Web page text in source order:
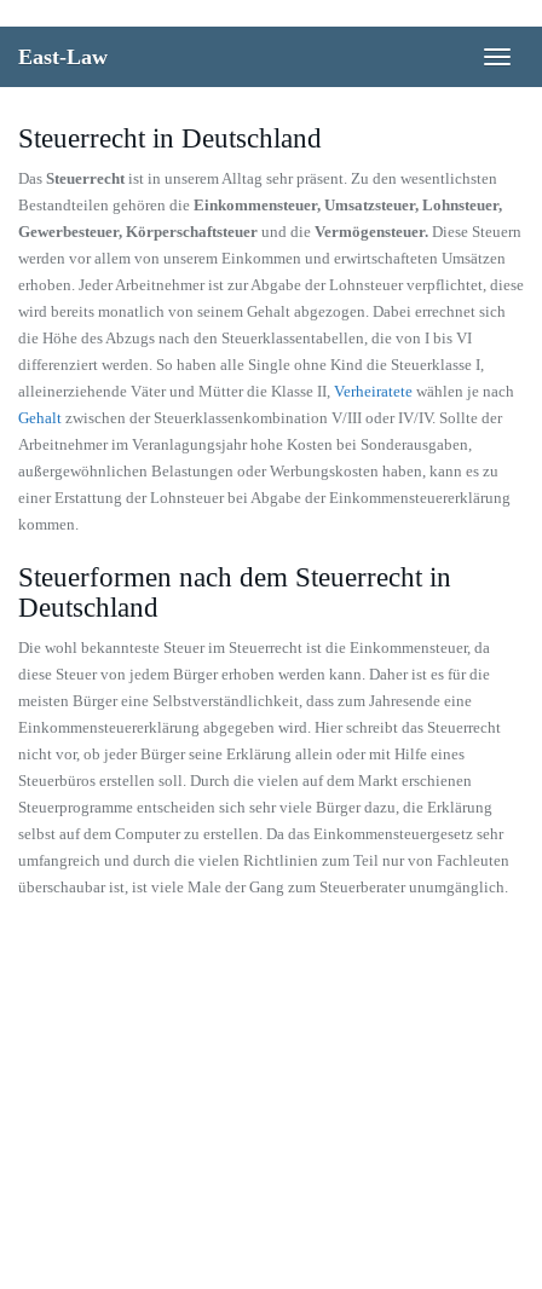
main
content
Toggle
East-Law
Steuerrecht in Deutschland
Das Steuerrecht ist in unserem Alltag sehr präsent. Zu den wesentlichsten
Bestandteilen gehören die Einkommensteuer, Umsatzsteuer, Lohnsteuer,
Gewerbesteuer, Körperschaftsteuer und die Vermögensteuer. Diese Steuern
werden vor allem von unserem Einkommen und erwirtschafteten Umsätzen
erhoben. Jeder Arbeitnehmer ist zur Abgabe der Lohnsteuer verpflichtet, diese
wird bereits monatlich von seinem Gehalt abgezogen. Dabei errechnet sich
die Höhe des Abzugs nach den Steuerklassentabellen, die von I bis VI
differenziert werden. So haben alle Single ohne Kind die Steuerklasse I,
alleinerziehende Väter und Mütter die Klasse II, Verheiratete wählen je nach
Gehalt zwischen der Steuerklassenkombination V/III oder IV/IV. Sollte der
Arbeitnehmer im Veranlagungsjahr hohe Kosten bei Sonderausgaben,
außergewöhnlichen Belastungen oder Werbungskosten haben, kann es zu
einer Erstattung der Lohnsteuer bei Abgabe der Einkommensteuererklärung
kommen.
Steuerformen nach dem Steuerrecht in
Deutschland
Die wohl bekannteste Steuer im Steuerrecht ist die Einkommensteuer, da
diese Steuer von jedem Bürger erhoben werden kann. Daher ist es für die
meisten Bürger eine Selbstverständlichkeit, dass zum Jahresende eine
Einkommensteuererklärung abgegeben wird. Hier schreibt das Steuerrecht
nicht vor, ob jeder Bürger seine Erklärung allein oder mit Hilfe eines
Steuerbüros erstellen soll. Durch die vielen auf dem Markt erschienen
Steuerprogramme entscheiden sich sehr viele Bürger dazu, die Erklärung
selbst auf dem Computer zu erstellen. Da das Einkommensteuergesetz sehr
umfangreich und durch die vielen Richtlinien zum Teil nur von Fachleuten
überschaubar ist, ist viele Male der Gang zum Steuerberater unumgänglich.